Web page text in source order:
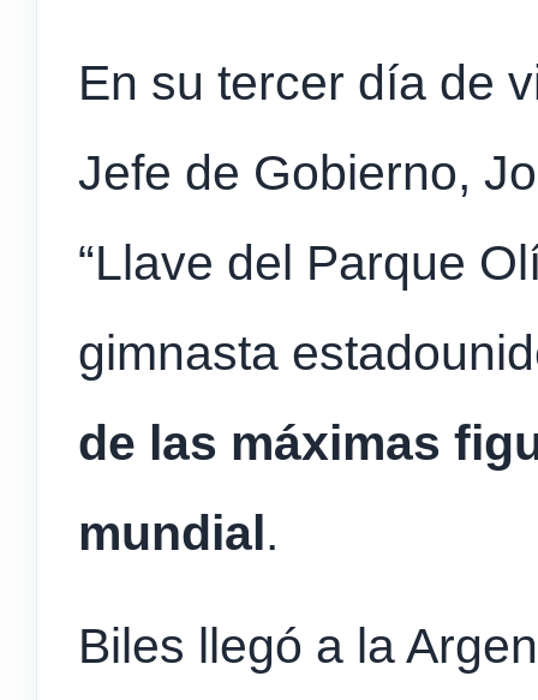
En su tercer día de
Jefe de Gobierno,
“Llave del Parque
gimnasta
de las máximas
mundial.
Biles llegó a la